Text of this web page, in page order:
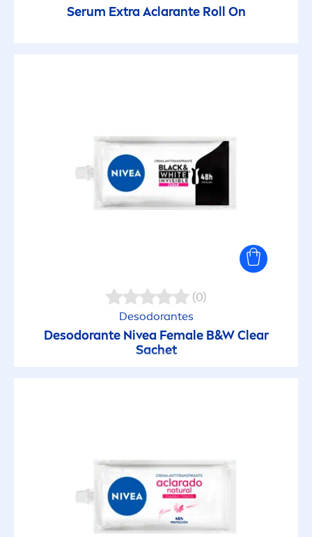
Serum Extra Aclarante Roll On
(0)
Desodorantes
Desodorante NiveaFemale B&W Clear
Sachet